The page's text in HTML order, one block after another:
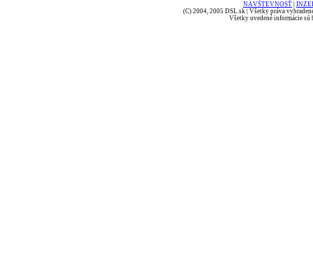
NÁVŠTEVNOSŤ
(C) 2004, 2005 DSL.sk | Všetky práva
Všetky uvedené informácie sú